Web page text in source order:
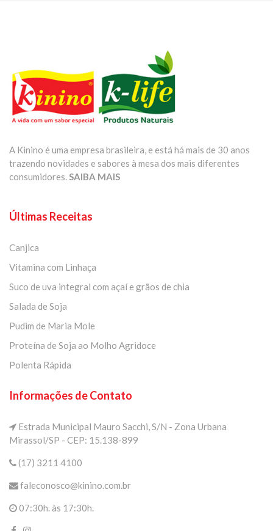
A Kinino é uma empresa brasileira, e está há mais de 30 anos
trazendo novidades e sabores à mesa dos mais diferentes
consumidores.SAIBA MAIS
Últimas Receitas
Canjica
Vitamina com Linhaça
Suco de uva integral com açaí e grãos de chia
Salada de Soja
Pudim de Maria Mole
Proteína de Soja ao Molho Agridoce
Polenta Rápida
Informações de Contato
Estrada Municipal Mauro Sacchi, S/N - Zona Urbana
Mirassol/SP - CEP: 15.138-899
(17) 3211 4100
faleconosco@kinino.com.br
07:30h. às 17:30h.